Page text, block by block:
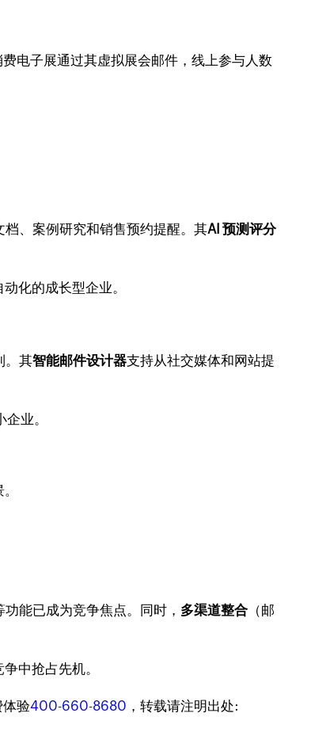
电子展通过其虚拟展会邮件，线上参与人数
、案例研究和销售预约提醒。其AI 预测评分
化的成长型企业。
。其智能邮件设计器支持从社交媒体和网站提
业。
能已成为竞争焦点。同时， 多渠道整合 （邮
中抢占先机。
体验400-660-8680 ，转载请注明出处: